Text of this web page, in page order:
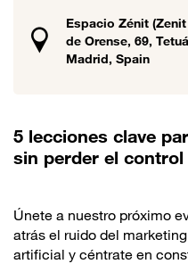
Espacio Zénit (Zenit
de Orense, 69,
Madrid, Spain
5 lecciones clave
sin perder el control
Únete a nuestro próximo
atrás el ruido del
artificial y céntrate en